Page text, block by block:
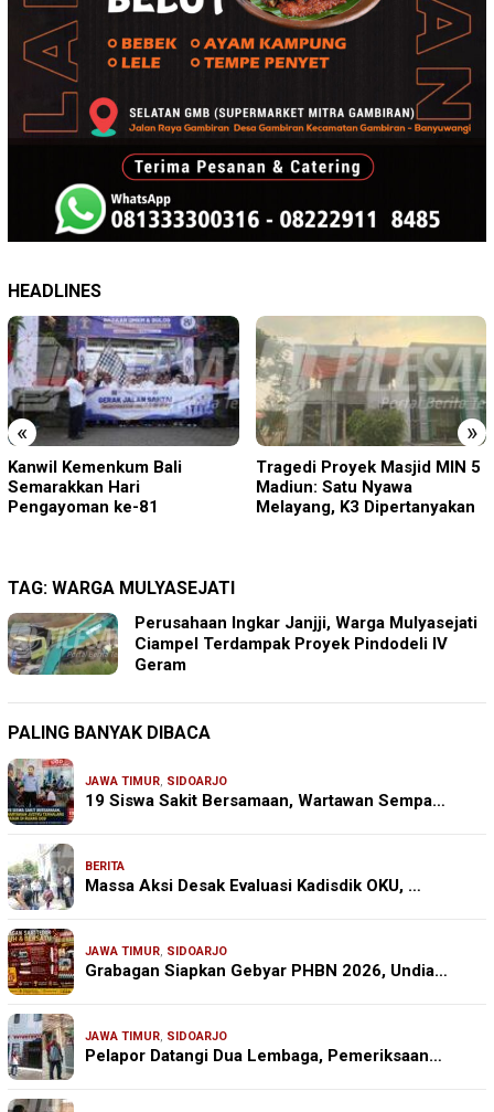
HEADLINES
« »
Tragedi Proyek Masjid MIN 5
Madiun: Satu Nyawa
Melayang, K3 Dipertanyakan
KA BIAS Terhenti, Lima KA
Ikut Terdampak, KAI Daop 7
Gerak Cepat Pulihkan
TAG: WARGA MULYASEJATI
Perusahaan Ingkar Janjji, Warga Mulyasejati
Ciampel Terdampak Proyek Pindodeli IV
Geram
PALING BANYAK DIBACA
JAWA TIMUR, SIDOARJO
19 Siswa Sakit Bersamaan, Wartawan Sempa…
BERITA
Massa Aksi Desak Evaluasi Kadisdik OKU, …
JAWA TIMUR, SIDOARJO
Grabagan Siapkan Gebyar PHBN 2026, Undia…
JAWA TIMUR, SIDOARJO
Pelapor Datangi Dua Lembaga, Pemeriksaan…